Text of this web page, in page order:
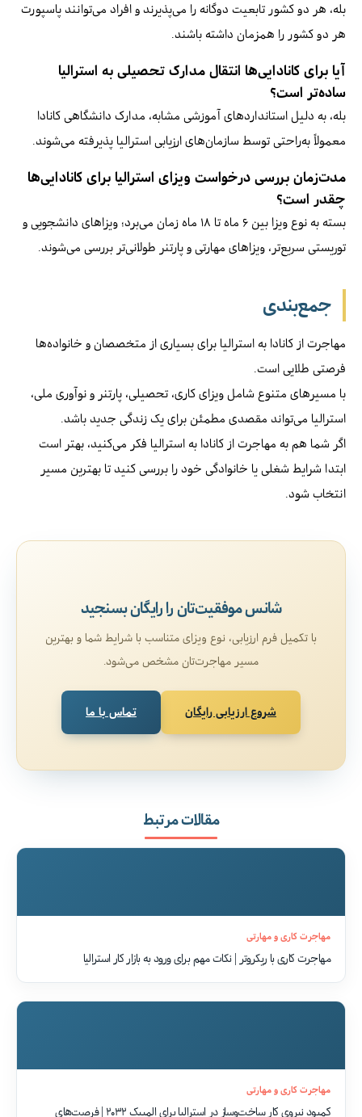
بله، هر دو کشور تابعیت دوگانه را می‌پذیرند و افراد می‌توانند پاسپورت
هر دو کشور را همزمان داشته باشند.
آیا برای کانادایی‌ها انتقال مدارک تحصیلی به استرالیا
ساده‌تر است؟
بله، به دلیل استانداردهای آموزشی مشابه، مدارک دانشگاهی کانادا
معمولاً به‌راحتی توسط سازمان‌های ارزیابی استرالیا پذیرفته می‌شوند.
مدت‌زمان بررسی درخواست ویزای استرالیا برای کانادایی‌ها
چقدر است؟
بسته به نوع ویزا بین ۶ ماه تا ۱۸ ماه زمان می‌برد؛ ویزاهای دانشجویی و
توریستی سریع‌تر، ویزاهای مهارتی و پارتنر طولانی‌تر بررسی می‌شوند.
جمع‌بندی
مهاجرت از کانادا به استرالیا برای بسیاری از متخصصان و خانواده‌ها
فرصتی طلایی است.
با مسیرهای متنوع شامل ویزای کاری، تحصیلی، پارتنر و نوآوری ملی،
استرالیا می‌تواند مقصدی مطمئن برای یک زندگی جدید باشد.
اگر شما هم به مهاجرت از کانادا به استرالیا فکر می‌کنید، بهتر است
ابتدا شرایط شغلی یا خانوادگی خود را بررسی کنید تا بهترین مسیر
انتخاب شود.
شانس موفقیت‌تان را رایگان بسنجید
با تکمیل فرم ارزیابی، نوع ویزای متناسب با شرایط شما و بهترین
مسیر مهاجرت‌تان مشخص می‌شود.
شروع ارزیابی رایگان تماس با ما
مقالات مرتبط
مهاجرت کاری و مهارتی
مهاجرت کاری با ریکروتر | نکات مهم برای ورود به بازار کار استرالیا
مهاجرت کاری و مهارتی
کمبود نیروی کار ساخت‌وساز در استرالیا برای المپیک ۲۰۳۲ | فرصت‌های